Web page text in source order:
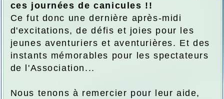
ces journées de canicules !!
Ce fut donc une dernière après-midi
d'excitations, de défis et joies pour les
jeunes aventuriers et aventurières. Et des
instants mémorables pour les spectateurs
de l'Association...
Nous tenons à remercier pour leur aide,